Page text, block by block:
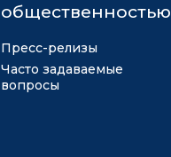
общественностью
Пресс-релизы
Часто задаваемые
вопросы